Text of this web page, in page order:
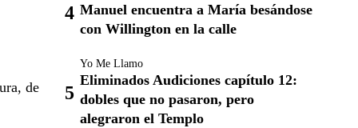
de
Manuel encuentra a María besándose
con Willington en la calle
Yo Me Llamo
Eliminados Audiciones capítulo 12:
dobles que no pasaron, pero
alegraron el Templo